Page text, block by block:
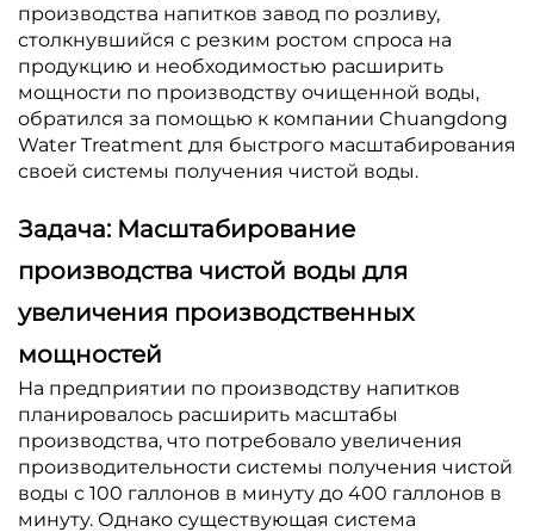
производства напитков завод по розливу,
столкнувшийся с резким ростом спроса на
продукцию и необходимостью расширить
мощности по производству очищенной воды,
обратился за помощью к компании Chuangdong
Water Treatment для быстрого масштабирования
своей системы получения чистой воды.
Задача: Масштабирование
производства чистой воды для
увеличения производственных
мощностей
На предприятии по производству напитков
планировалось расширить масштабы
производства, что потребовало увеличения
производительности системы получения чистой
воды с 100 галлонов в минуту до 400 галлонов в
минуту. Однако существующая система